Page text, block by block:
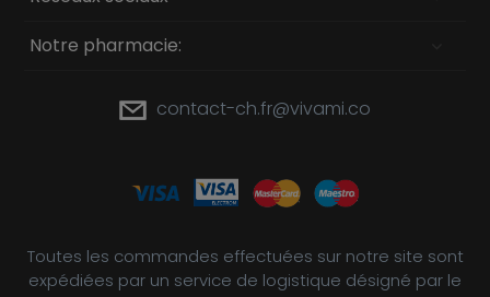
Notre pharmacie:
contact-ch.fr@vivami.co
Toutes les commandes effectuées sur notre site sont
expédiées par un service de logistique désigné par le